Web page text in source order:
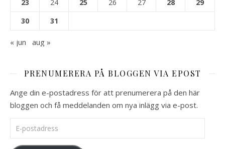
23
24 25 26 27 28
29
30
31
« jun aug »
PRENUMERERA PÅ BLOGGEN VIA EPOST
Ange din e-postadress för att prenumerera på den här
bloggen och få meddelanden om nya inlägg via e-post.
E-postadress